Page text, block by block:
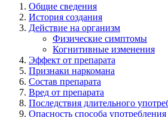
Общие сведения
История создания
Действие на организм
Физические симптомы
Когнитивные изменения
Эффект от препарата
Признаки наркомана
Состав препарата
Вред от препарата
Последствия длительного
Опасность способа употребления